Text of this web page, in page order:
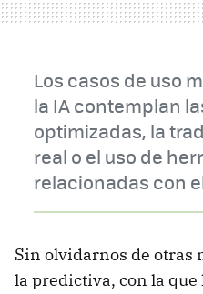
Los casos de uso
la IA contemplan
optimizadas, la
real o el uso de
relacionadas con
Sin olvidarnos de otras
la predictiva, con la